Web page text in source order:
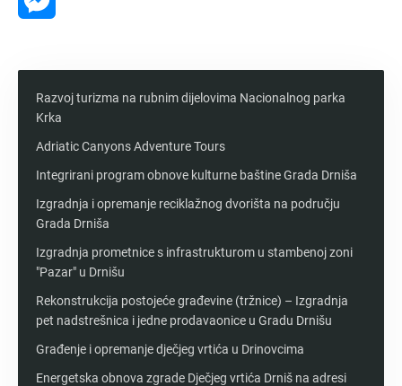
Razvoj turizma na rubnim dijelovima Nacionalnog parka
Krka
Adriatic Canyons Adventure Tours
Integrirani program obnove kulturne baštine Grada Drniša
Izgradnja i opremanje reciklažnog dvorišta na području
Grada Drniša
Izgradnja prometnice s infrastrukturom u stambenoj zoni
"Pazar" u Drnišu
Rekonstrukcija postojeće građevine (tržnice) – Izgradnja
pet nadstrešnica i jedne prodavaonice u Gradu Drnišu
Građenje i opremanje dječjeg vrtića u Drinovcima
Energetska obnova zgrade Dječjeg vrtića Drniš na adresi